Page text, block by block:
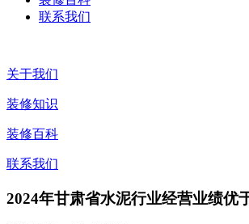
联系我们
关于我们
装修知识
装修百科
联系我们
2024年甘肃省水泥行业经营业绩优